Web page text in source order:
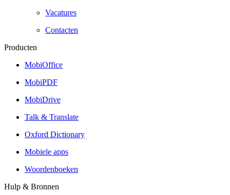
Vacatures
Contacten
Producten
MobiOffice
MobiPDF
MobiDrive
Talk & Translate
Oxford Dictionary
Mobiele apps
Woordenboeken
Hulp & Bronnen